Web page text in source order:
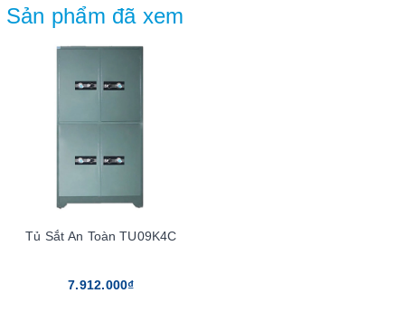
Sản phẩm đã xem
Tủ Sắt An Toàn TU09K4C
7.912.000₫